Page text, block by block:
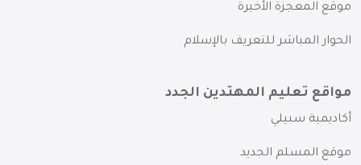
موقع المعجزة الأخيرة
الحوار المباشر للتعريف بالإسلام
مواقع تعليم المهتدين الجدد
أكاديمية سبيلي
موقع المسلم الجديد